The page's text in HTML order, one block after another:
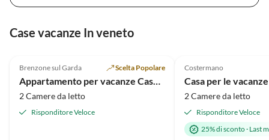
Case vacanze In veneto
Brenzone sul Garda Scelta Popolare
Appartamento per vacanze Casa Antonia
2 Camere da letto
Risponditore Veloce
Costermano
2 Camere da letto
Risponditore Veloce
25% di sconto· Last